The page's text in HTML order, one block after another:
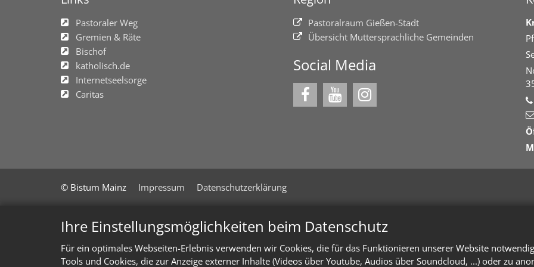
Ihre Einstellungsmöglichkeiten beim Datenschutz
Für ein optimales Webseiten-Erlebnis verwenden wir Cookies, die für das Funktionieren unserer Website
Tools und Cookies, die zur Anzeige externer Inhalte (Videos über Youtube, Audios über Soundcloud, ...) oder zu
Pastoraler Weg
Gremien & Räte
Bischof
katholisch.de
Internetseelsorge
Caritas
Pastoralraum Gießen-Stadt
Übersicht Muttersprachliche Gemeinden
Social Media
© Bistum Mainz Impressum Datenschutzerklärung